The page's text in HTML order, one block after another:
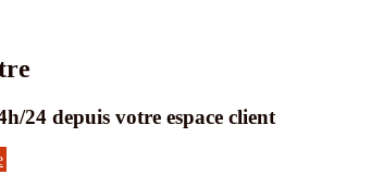
24 depuis votre espace client